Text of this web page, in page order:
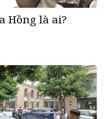
Hồng là ai?